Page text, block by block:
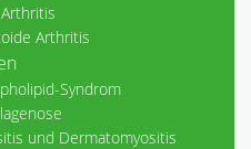
Arthritis
Syndrom
und Dermatomyositis